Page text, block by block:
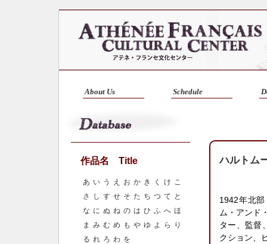
About Us Schedule
作品名 Title
あ い う え お か き く け
こ
さ
し す せ そ た ち つ て と
な に ぬ ね の は ひ ふ へ ほ
ま み む め も や ゆ よ ら
り
る れ ろ わ を
ハルトム
1942年北
ム・アンド
ター、監督
クション、